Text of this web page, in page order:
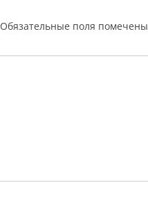
Обязательные поля помечены